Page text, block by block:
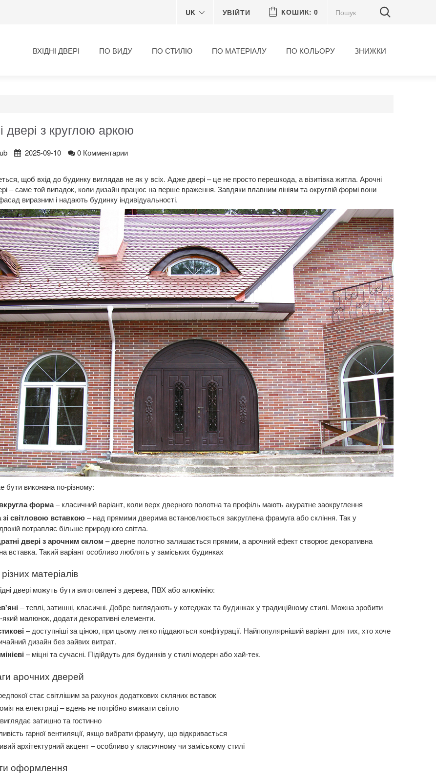
КОШИК: 0
УВІЙТИ
UK
ВХІДНІ ДВЕРІ ПО ВИДУ ПО СТИЛЮ ПО МАТЕРІАЛУ ПО КОЛЬОРУ ЗНИЖКИ
двері з круглою аркою
2025-09-10 0 Комментарии
щоб вхід до будинку виглядав не як у всіх. Адже двері – це не просто перешкода, а візитівка житла. Арочні
– саме той випадок, коли дизайн працює на перше враження. Завдяки плавним лініям та округлій формі вони
виразним і надають будинку індивідуальності.
бути виконана по-різному:
форма– класичний варіант, коли верх дверного полотна та профіль мають акуратне заокруглення
світловою вставкою– над прямими дверима встановлюється закруглена фрамуга або скління. Так у
потрапляє більше природного світла.
двері з арочним склом – дверне полотно залишається прямим, а арочний ефект створює декоративна
вставка. Такий варіант особливо люблять у заміських будинках
матеріалів
двері можуть бути виготовлені з дерева, ПВХ або алюмінію:
– теплі, затишні, класичні. Добре виглядають у котеджах та будинках у традиційному стилі. Можна зробити
малюнок, додати декоративні елементи.
– доступніші за ціною, при цьому легко піддаються конфігурації. Найпопулярніший варіант для тих, хто хоче
дизайн без зайвих витрат.
– міцні та сучасні. Підійдуть для будинків у стилі модерн або хай-тек.
арочних дверей
стає світлішим за рахунок додаткових скляних вставок
на електриці – вдень не потрібно вмикати світло
затишно та гостинно
гарної вентиляції, якщо вибрати фрамугу, що відкривається
архітектурний акцент – особливо у класичному чи заміському стилі
оформлення